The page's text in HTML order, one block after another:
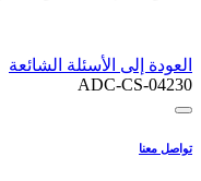
العودة إلى الأسئلة الشائعة
ADC-CS-04230
تواصل معنا